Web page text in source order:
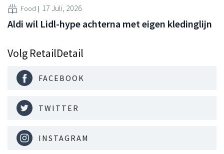
Food 17 Juli, 2026
Aldi wil Lidl-hype achterna met eigen kledinglijn
Volg RetailDetail
FACEBOOK
TWITTER
INSTAGRAM